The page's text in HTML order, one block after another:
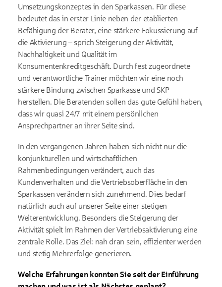
Umsetzungskonzeptes in den Sparkassen. Für diese
bedeutet das in erster Linie neben der etablierten
Befähigung der Berater, eine stärkere Fokussierung auf
die Aktivierung – sprich Steigerung der Aktivität,
Nachhaltigkeit und Qualität im
Konsumentenkreditgeschäft. Durch fest zugeordnete
und verantwortliche Trainer möchten wir eine noch
stärkere Bindung zwischen Sparkasse und SKP
herstellen. Die Beratenden sollen das gute Gefühl haben,
dass wir quasi 24/7 mit einem persönlichen
Ansprechpartner an ihrer Seite sind.
In den vergangenen Jahren haben sich nicht nur die
konjunkturellen und wirtschaftlichen
Rahmenbedingungen verändert, auch das
Kundenverhalten und die Vertriebsoberfläche in den
Sparkassen verändern sich zunehmend. Dies bedarf
natürlich auch auf unserer Seite einer stetigen
Weiterentwicklung. Besonders die Steigerung der
Aktivität spielt im Rahmen der Vertriebsaktivierung eine
zentrale Rolle. Das Ziel: nah dran sein, effizienter werden
und stetig Mehrerfolge generieren.
Welche Erfahrungen konnten Sie seit der Einführung